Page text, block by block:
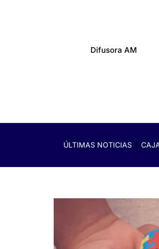
Difusora AM
ÚLTIMAS NOTICIAS